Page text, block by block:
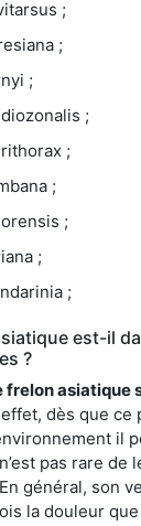
;
;
;
;
;
;
;
;
;
est-il
?
frelon asiatique
effet, dès que ce
il
pas rare de
général, son
la douleur